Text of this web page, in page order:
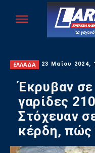
ΕΛΛΑΔΑ 23 Μαΐου 2024,
Έκρυβαν σε
γαρίδες
Στόχευαν
κέρδη,